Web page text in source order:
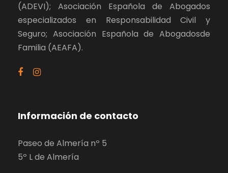
(ADEVI); Asociación Española de Abogados
especializados en Responsabilidad Civil y
Seguro; Asociación Española de Abogadosde
Familia (AEAFA).
Información de contacto
Paseo de Almería nº 5
5º L de Almería